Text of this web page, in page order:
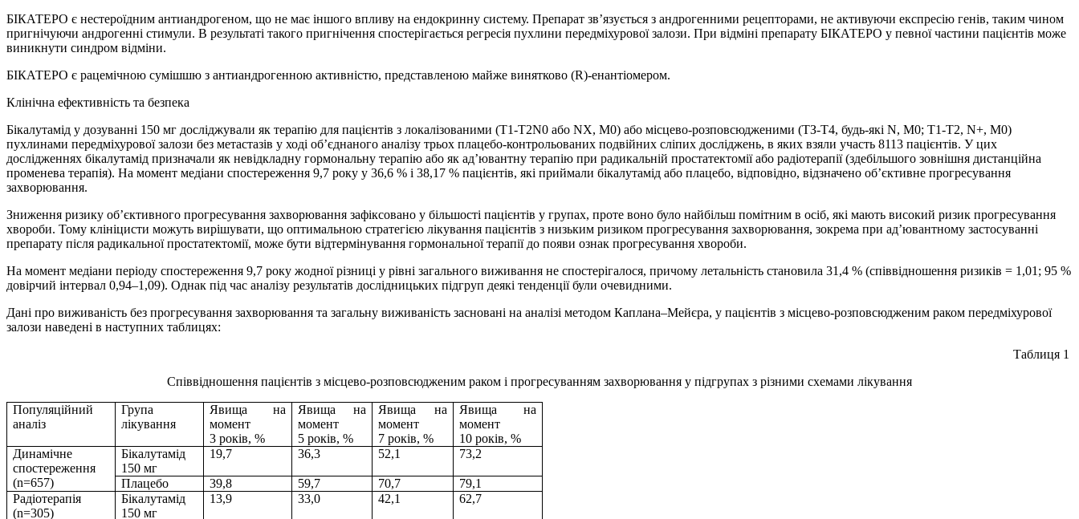
БІКАТЕРО є нестероїдним антиандрогеном, що не має іншого впливу на ендокринну систему. Препарат зв’язується з андрогенними рецепторами, не активуючи експресію генів, таким чином
пригнічуючи андрогенні стимули. В результаті такого пригнічення спостерігається регресія пухлини передміхурової залози. При відміні препарату БІКАТЕРО у певної частини пацієнтів може
виникнути синдром відміни.
БІКАТЕРО є рацемічною сумішшю з антиандрогенною активністю, представленою майже винятково (R)-енантіомером.
Клінічна ефективність та безпека
Бікалутамід у дозуванні 150 мг досліджували як терапію для пацієнтів з локалізованими (Т1-Т2N0 або NХ, M0) або місцево-розповсюдженими (ТЗ-Т4, будь-які N, M0; Т1-Т2, N+, M0)
пухлинами передміхурової залози без метастазів у ході об’єднаного аналізу трьох плацебо-контрольованих подвійних сліпих досліджень, в яких взяли участь 8113 пацієнтів. У цих
дослідженнях бікалутамід призначали як невідкладну гормональну терапію або як ад’ювантну терапію при радикальній простатектомії або радіотерапії (здебільшого зовнішня дистанційна
променева терапія). На момент медіани спостереження 9,7 року у 36,6 % і 38,17 % пацієнтів, які приймали бікалутамід або плацебо, відповідно, відзначено об’єктивне прогресування
захворювання.
Зниження ризику об’єктивного прогресування захворювання зафіксовано у більшості пацієнтів у групах, проте воно було найбільш помітним в осіб, які мають високий ризик прогресування
хвороби. Тому клініцисти можуть вирішувати, що оптимальною стратегією лікування пацієнтів з низьким ризиком прогресування захворювання, зокрема при ад’ювантному застосуванні
препарату після радикальної простатектомії, може бути відтермінування гормональної терапії до появи ознак прогресування хвороби.
На момент медіани періоду спостереження 9,7 року жодної різниці у рівні загального виживання не спостерігалося, причому летальність становила 31,4 % (співвідношення ризиків = 1,01; 95 %
довірчий інтервал 0,94–1,09). Однак під час аналізу результатів дослідницьких підгруп деякі тенденції були очевидними.
Дані про виживаність без прогресування захворювання та загальну виживаність засновані на аналізі методом Каплана–Мейєра, у пацієнтів з місцево-розповсюдженим раком передміхурової
залози наведені в наступних таблицях:
Таблиця 1
Співвідношення пацієнтів з місцево-розповсюдженим раком і прогресуванням захворювання у підгрупах з різними схемами лікування
Популяційний
аналіз
Група
лікування
Явища на
момент
3 років, %
Явища на
момент
5 років, %
Явища на
момент
7 років, %
Явища на
момент
10 років, %
Динамічне
спостереження
(n=657)
Бікалутамід
150 мг
19,7 36,3 52,1 73,2
Плацебо 39,8 59,7 70,7
79,1
Радіотерапія
(n=305)
Бікалутамід
150 мг
13,9 33,0 42,1 62,7